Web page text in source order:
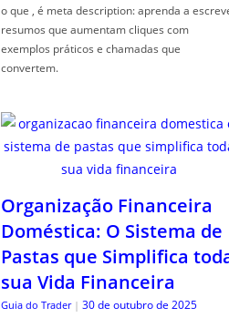
o que , é meta description: aprenda a
resumos que aumentam cliques com
exemplos práticos e chamadas que
convertem.
Organização Financeira
Doméstica: O Sistema de
Pastas que Simplifica
sua Vida Financeira
Guia do Trader | 30 de outubro de 2025